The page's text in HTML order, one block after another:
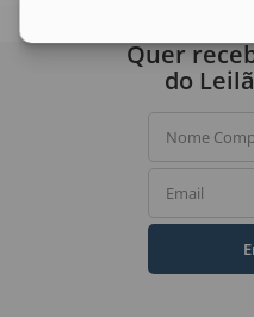
Quer
do
Nome
Email